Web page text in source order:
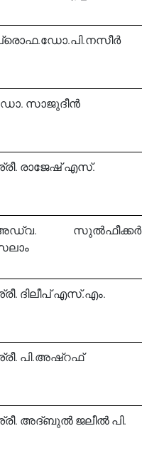
സാജുദീൻ
രാജേഷ് എസ്.
സുൽഫീക്കർ
ദിലീപ് എസ്.എം.
പി.അഷ്റഫ്
അദ്ബുൽ ജലീൽ പി.